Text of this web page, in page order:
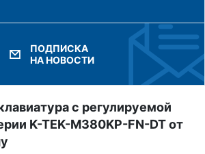
с регулируемой
K-TEK-M380KP-FN-DT от
ПОДПИСКА
НА НОВОСТИ